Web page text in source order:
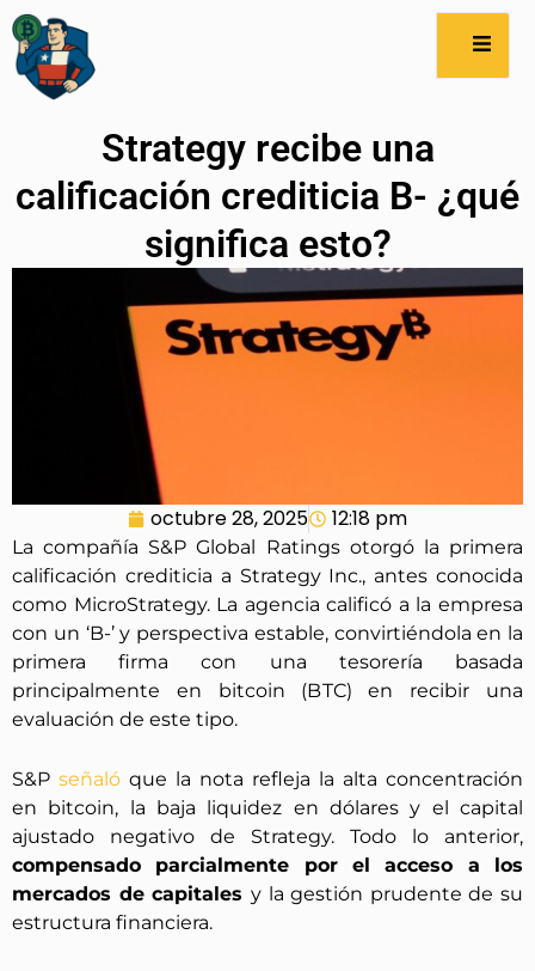
Strategy recibe una
calificación crediticia B- ¿qué
significa esto?
octubre 28, 2025 12:18 pm
La compañía S&P Global Ratings otorgó la primera
calificación crediticia a Strategy Inc., antes conocida
como MicroStrategy. La agencia calificó a la empresa
con un ‘B-’ y perspectiva estable, convirtiéndola en la
primera firma con una tesorería basada
principalmente en bitcoin (BTC) en recibir una
evaluación de este tipo.
S&P señaló que la nota refleja la alta concentración
en bitcoin, la baja liquidez en dólares y el capital
ajustado negativo de Strategy. Todo lo anterior,
compensado parcialmente por el acceso a los
mercados de capitales y la gestión prudente de su
estructura financiera.